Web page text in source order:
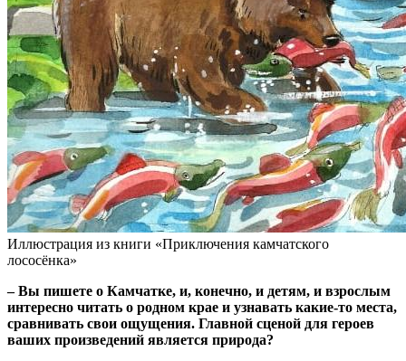
Иллюстрация из книги «Приключения камчатского
лососёнка»
– Вы пишете о Камчатке, и, конечно, и детям, и взрослым
интересно читать о родном крае и узнавать какие-то места,
сравнивать свои ощущения. Главной сценой для героев
ваших произведений является природа?